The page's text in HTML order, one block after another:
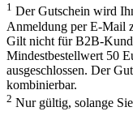
1 Der Gutschein wird
Anmeldung per E-Mail
Gilt nicht für B2B-
Mindestbestellwert 50
ausgeschlossen. Der
kombinierbar.
2 Nur gültig, solange